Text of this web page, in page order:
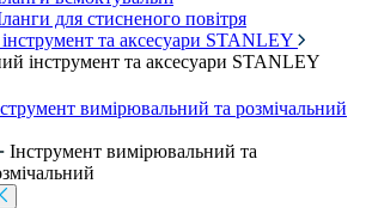
для стисненого повітря
та аксесуари STANLEY
інструмент та аксесуари STANLEY
вимірювальний та розмічальний
Інструмент вимірювальний та